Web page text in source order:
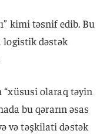
kimi təsnif edib. Bu
logistik dəstək
olaraq təyin
bu qərarın əsas
və təşkilati dəstək